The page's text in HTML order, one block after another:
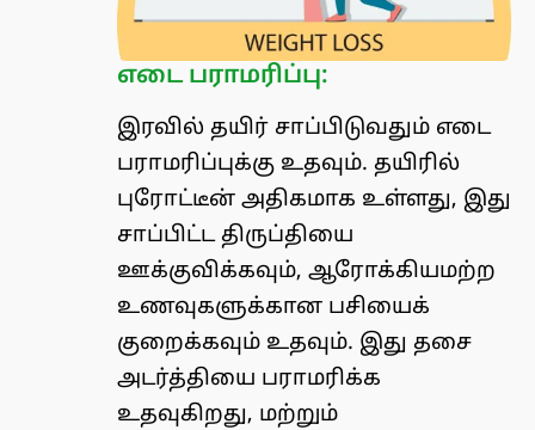
எடை பராமரிப்பு:
இரவில் தயிர் சாப்பிடுவதும் எடை
பராமரிப்புக்கு உதவும். தயிரில்
புரோட்டீன் அதிகமாக உள்ளது, இது
சாப்பிட்ட திருப்தியை
ஊக்குவிக்கவும், ஆரோக்கியமற்ற
உணவுகளுக்கான பசியைக்
குறைக்கவும் உதவும். இது தசை
அடர்த்தியை பராமரிக்க
உதவுகிறது, மற்றும்